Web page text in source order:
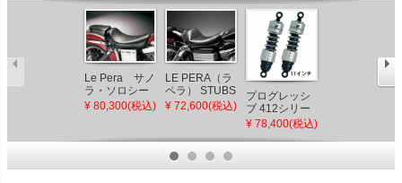
Le Pera サノ
ラ・ソロシー
ト
¥ 80,300(税込)
LE PERA（ラ
ペラ） STUBS
CAFE SEAT
¥ 72,600(税込)
プログレッシ
ブ 412シリー
ズ サスペンシ
ナ用 11インチ
¥ 78,400(税込)
ダイナ キング